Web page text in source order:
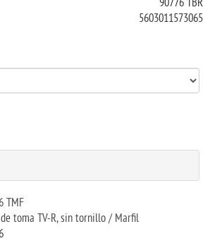
90776 TBR
5603011573065
TMF
de toma TV-R, sin tornillo / Marfil